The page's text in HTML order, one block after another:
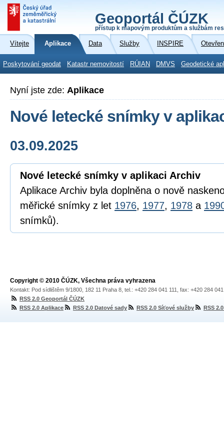
Geoportál ČÚZK
přístup k mapovým produktům a službám
Vítejte Aplikace Data Služby INSPIRE
Poskytování geodat Katastr nemovitostí RÚIAN DMVS Geodetické
Nyní jste zde: Aplikace
Nové letecké snímky v
03.09.2025
Nové letecké snímky v aplikaci Archiv
Aplikace Archiv byla doplněna o nově
měřické snímky z let 1976, 1977, 1978 a
snímků).
Copyright © 2010 ČÚZK, Všechna práva vyhrazena
Kontakt: Pod sídlištěm 9/1800, 182 11 Praha 8, tel.: +420 284 041 111, fax: +420 284
RSS 2.0 Geoportál ČÚZK
RSS 2.0 Aplikace
RSS 2.0 Datové sady RSS 2.0 Síťové služby RSS